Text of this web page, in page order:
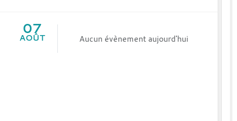
07
AOÛT Aucun évènement aujourd'hui